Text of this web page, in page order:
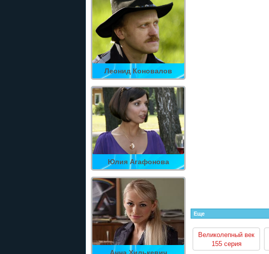
Леонид Коновалов
Юлия Агафонова
Еще
Великолепный век
155 серия